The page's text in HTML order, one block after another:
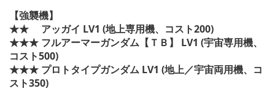
【強襲機】
★★ アッガイ LV1 (地上専用機、コスト200)
★★★ フルアーマーガンダム【ＴＢ】 LV1 (宇宙専用機、
コスト500)
★★★ プロトタイプガンダム LV1 (地上／宇宙両用機、コ
スト350)